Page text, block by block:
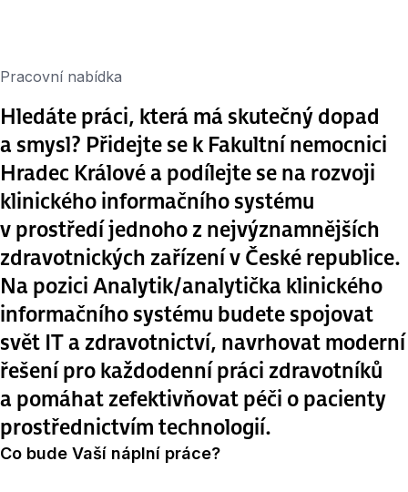
Pracovní nabídka
Hledáte práci, která má skutečný dopad
a smysl? Přidejte se k Fakultní nemocnici
Hradec Králové a podílejte se na rozvoji
klinického informačního systému
v prostředí jednoho z nejvýznamnějších
zdravotnických zařízení v České republice.
Na pozici Analytik/analytička klinického
informačního systému budete spojovat
svět IT a zdravotnictví, navrhovat moderní
řešení pro každodenní práci zdravotníků
a pomáhat zefektivňovat péči o pacienty
prostřednictvím technologií.
Co bude Vaší náplní práce?